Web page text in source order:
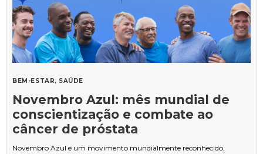
BEM-ESTAR SAÚDE
Novembro Azul: mês mundial de
conscientização e combate ao
câncer de próstata
Novembro Azul é um movimento mundialmente reconhecido,